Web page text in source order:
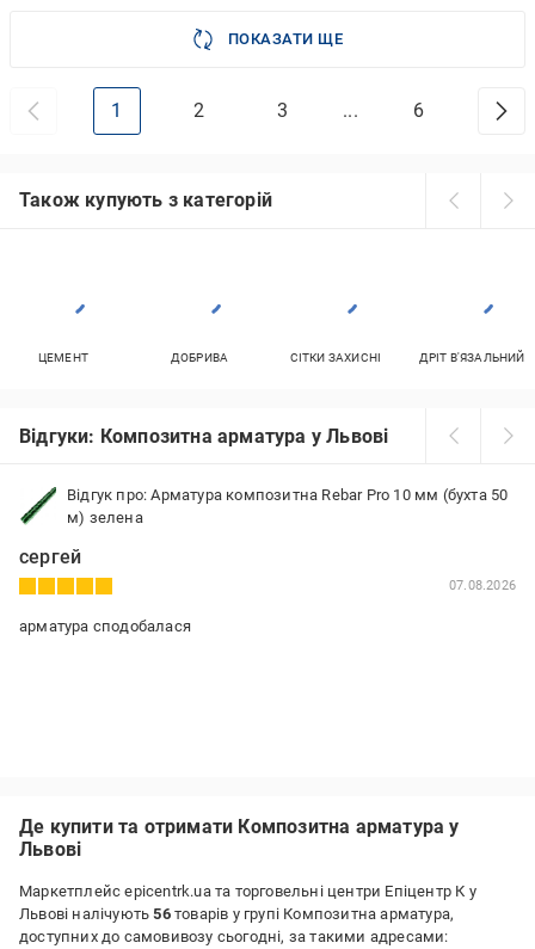
ПОКАЗАТИ ЩЕ
1 2 3 ... 6
Також купують з категорій
ЦЕМЕНТ ДОБРИВА СІТКИ ЗАХИСНІ ДРІТ В'ЯЗАЛЬНИЙ
Відгуки: Композитна арматура у Львові
Відгук про: Арматура композитна Rebar Pro 10 мм (бухта 50
м) зелена
сергей
07.08.2026
арматура сподобалася
Де купити та отримати Композитна арматура у
Львові
Маркетплейс epicentrk.ua та торговельні центри Епіцентр К у
Львові налічують56товарів у групі Композитна арматура,
доступних до самовивозу сьогодні, за такими адресами: